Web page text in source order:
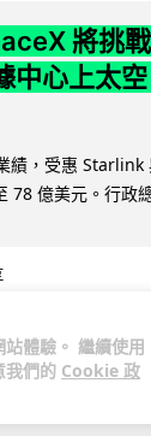
體驗。 繼續使用
我們的 Cookie 政
將挑
中心上太
績，受惠 Starlink
78 億美元。行政